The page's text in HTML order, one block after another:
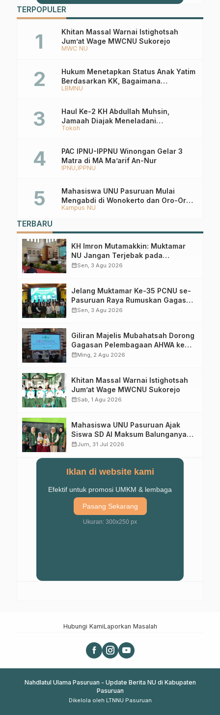
TERPOPULER
MWC NU
Khitan Massal Warnai Istighotsah
Jum’at Wage MWCNU Sukorejo
LBMNU
Hukum Menetapkan Status Anak Yatim
Berdasarkan KK, Bagaimana
Ketentuannya?
Tokoh
Haul Ke-2 KH Abdullah Muhsin,
Jamaah Diajak Meneladani
Keistiqamahan
IPNU IPPNU
PAC IPNU-IPPNU Winongan Gelar 3
Matra di MA Ma’arif An-Nur
Kampus NU
Mahasiswa UNU Pasuruan Mulai
Mengabdi di Wonokerto dan Oro-Oro
Ombo Wetan Berikut Programnya
TERBARU
KH Imron Mutamakkin: Muktamar
NU Jangan Terjebak pada
Perebutan Kursi Ketua Umum
calendar_monthSen, 3 Agu 2026
Jelang Muktamar Ke-35 PCNU se-
Pasuruan Raya Rumuskan Gagasan
Transformasi Gerakan NU Menuju
calendar_monthSen, 3 Agu 2026
Giliran Majelis Mubahatsah Dorong
Gagasan Pelembagaan AHWA ke
Forum Muktamar Mendatang
calendar_monthMing, 2 Agu 2026
Khitan Massal Warnai Istighotsah
Jum’at Wage MWCNU Sukorejo
calendar_monthSab, 1 Agu 2026
Mahasiswa UNU Pasuruan Ajak
Siswa SD Al Maksum Balunganyar
Kuasai Penjumlahan Bersusun
calendar_monthJum, 31 Jul 2026
Iklan di website kami
Efektif untuk promosi UMKM & lembaga
Pasang Sekarang
Ukuran: 300x250 px
Hubungi KamiLaporkan Masalah
Nahdlatul Ulama Pasuruan - Update Berita NU di Kabupaten
Pasuruan
Dikelola oleh LTNNU Pasuruan